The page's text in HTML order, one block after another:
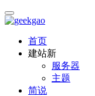
首页
建站新
服务器
主题
简说